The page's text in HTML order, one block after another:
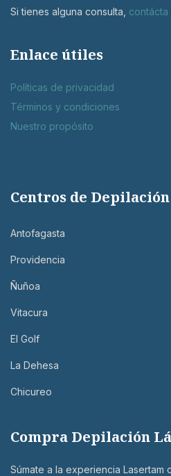
Si tienes alguna consulta, contácta
Enlace útiles
Políticas de privacidad
Términos y condiciones
Nuestro propósito
Centros de
Antofagasta
Providencia
Ñuñoa
Vitacura
El Golf
La Dehesa
Chicureo
Compra Depilación
Súmate a la experiencia